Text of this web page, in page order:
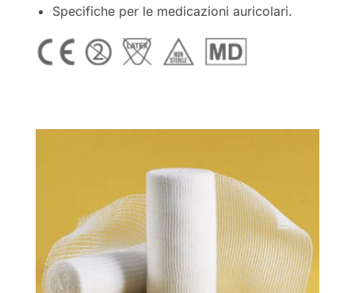
Specifiche per le medicazioni auricolari.